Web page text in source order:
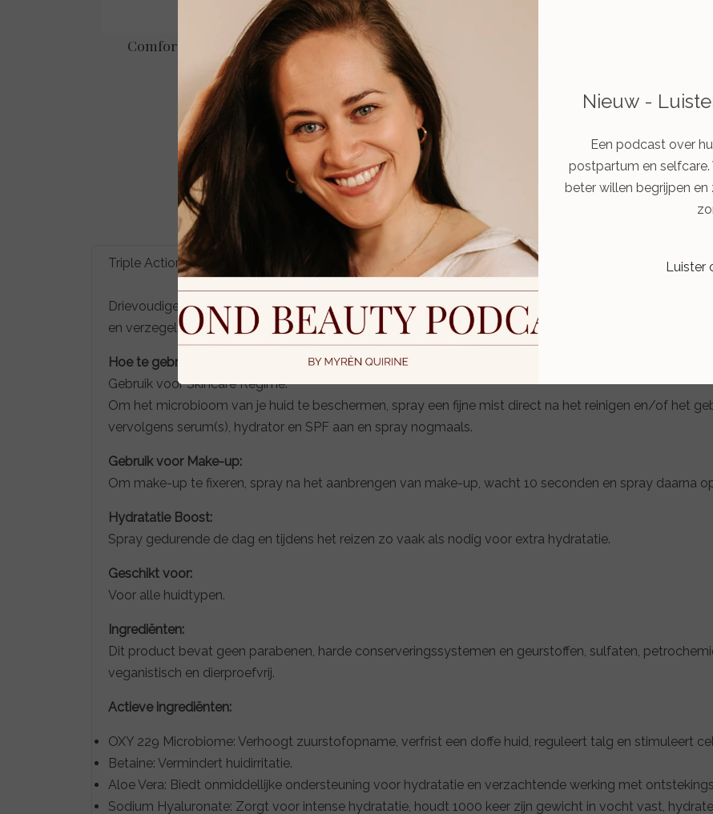
Comfort Cream – 50 gr.
€ 89,00
Bekijken
Mineral Pro SPF 50 Untinted –
75 gr.
€ 54,00
Bekijken
Triple Action Microbiome Care
Drievoudige werking voor het huidmicrobioom! Deze spray beschermt het huidmicrobioom en pH-
en verzegelt en fixeert huidverzorging en make-up. Een must-have voor onderweg!
Hoe te gebruiken?
Gebruik voor Skincare Regime:
Om het microbioom van je huid te beschermen, spray een fijne mist direct na het reinigen en/of het
vervolgens serum(s), hydrator en SPF aan en spray nogmaals.
Gebruik voor Make-up:
Om make-up te fixeren, spray na het aanbrengen van make-up, wacht 10 seconden en spray daarna
Hydratatie Boost:
Spray gedurende de dag en tijdens het reizen zo vaak als nodig voor extra hydratatie.
Geschikt voor:
Voor alle huidtypen.
Ingrediënten:
Dit product bevat geen parabenen, harde conserveringssystemen en geurstoffen, sulfaten,
veganistisch en dierproefvrij.
Actieve ingrediënten:
OXY 229 Microbiome: Verhoogt zuurstofopname, verfrist een doffe huid, reguleert talg en stimuleert
Betaine: Vermindert huidirritatie.
Aloe Vera: Biedt onmiddellijke ondersteuning voor hydratatie en verzachtende werking met
Sodium Hyaluronate: Zorgt voor intense hydratatie, houdt 1000 keer zijn gewicht in vocht vast,
Nieuw -
Een podcast over
postpartum en selfcare.
beter willen begrijpen
Luister